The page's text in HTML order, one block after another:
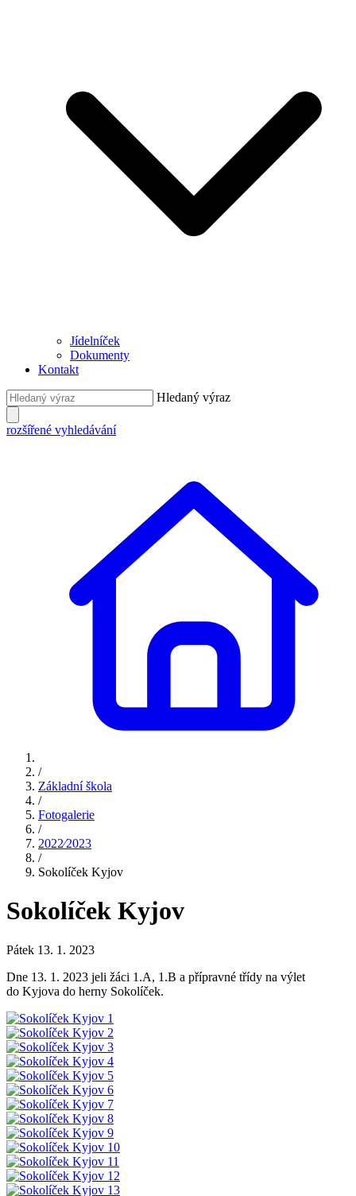
Jídelníček
Dokumenty
Kontakt
Hledaný výraz
rozšířené vyhledávání
/
Základní škola
/
Fotogalerie
/
2022⁄2023
/
Sokolíček Kyjov
Sokolíček Kyjov
Pátek 13. 1. 2023
Dne 13. 1. 2023 jeli žáci 1.A, 1.B a přípravné třídy na výlet
do Kyjova do herny Sokolíček.